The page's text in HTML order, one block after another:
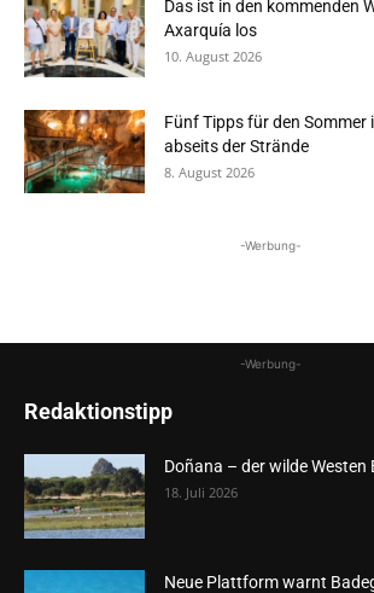
Das ist in den kommenden
Axarquía los
10. August 2026
Fünf Tipps für den Sommer
abseits der Strände
8. August 2026
-Werbung-
-Werbung-
Redaktionstipp
Doñana – der wilde Westen
18. Juli 2026
Neue Plattform warnt